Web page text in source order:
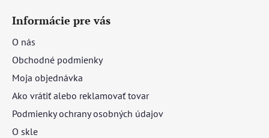
Informácie pre vás
O nás
Obchodné podmienky
Moja objednávka
Ako vrátiť alebo reklamovať tovar
Podmienky ochrany osobných údajov
O skle